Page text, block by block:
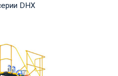
DHX
Температура...